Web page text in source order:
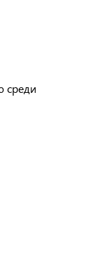
среди